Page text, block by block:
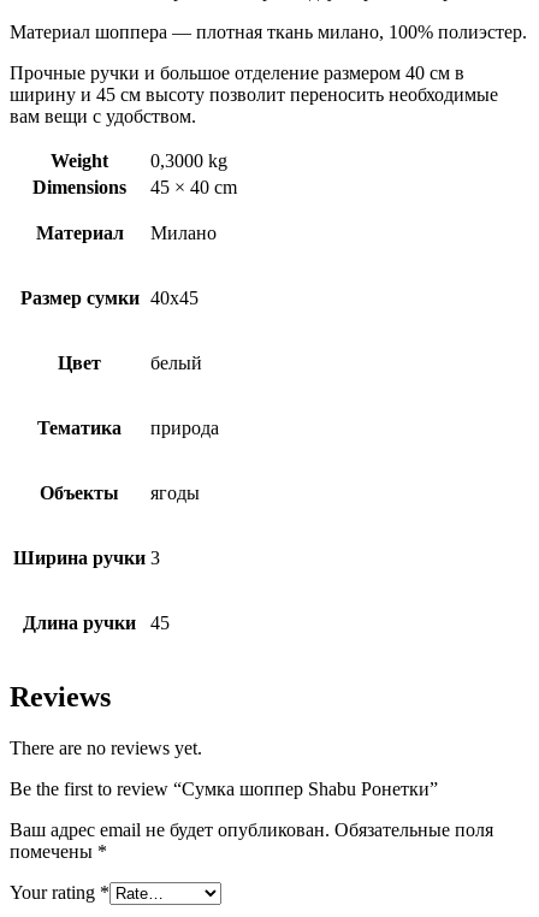
Материал шоппера — плотная ткань милано, 100% полиэстер.
Прочные ручки и большое отделение размером 40 см в
ширину и 45 см высоту позволит переносить необходимые
вам вещи с удобством.
Weight
0,3000 kg
Dimensions
45 × 40 cm
Материал Милано
Размер сумки 40х45
Цвет белый
Тематика природа
Объекты ягоды
Ширина ручки 3
Длина ручки 45
Reviews
There are no reviews yet.
Be the first to review “Сумка шоппер Shabu Ронетки”
Ваш адрес email не будет опубликован. Обязательные поля
помечены *
Your rating *